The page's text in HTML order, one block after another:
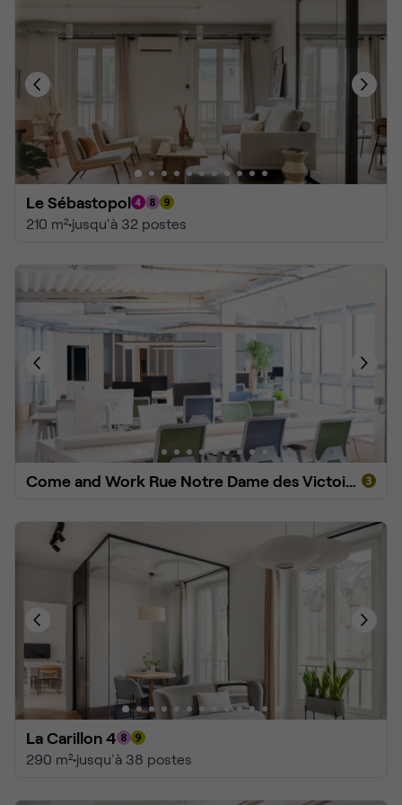
Le Sébastopol
210 m²•jusqu'à 32 postes
Come and Work Rue Notre Dame des Victoires
La Carillon 4
290 m²•jusqu'à 38 postes